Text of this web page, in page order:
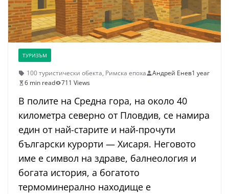
ТУРИЗЪМ
100 туристически обекта, Римска епоха Андрей Енев1 year
6 min read
711 Views
В полите на Средна гора, на около 40
километра северно от Пловдив, се намира
един от най-старите и най-прочути
български курорти — Хисаря. Неговото
име е символ на здраве, балнеология и
богата история, а богатото
термоминерално находище е